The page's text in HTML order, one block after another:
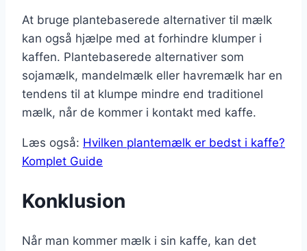
At bruge plantebaserede alternativer til mælk
kan også hjælpe med at forhindre klumper i
kaffen. Plantebaserede alternativer som
sojamælk, mandelmælk eller havremælk har en
tendens til at klumpe mindre end traditionel
mælk, når de kommer i kontakt med kaffe.
Læs også: Hvilken plantemælk er bedst i kaffe?
Komplet Guide
Konklusion
Når man kommer mælk i sin kaffe, kan det